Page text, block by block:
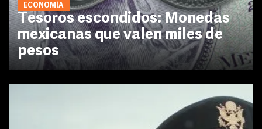
ECONOMÍA
Tesoros escondidos: Monedas
mexicanas que valen miles de
pesos